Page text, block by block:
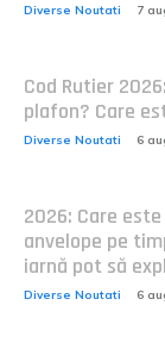
Diverse Noutati 7
Cod Rutier
plafon? Care
Diverse Noutati 6
2026: Care
anvelope pe
iarnă pot să
Diverse Noutati 6